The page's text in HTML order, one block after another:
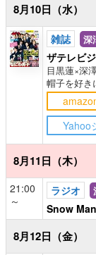
8月10日（水）
雑誌 深
ザテレビ
目黒蓮×深
帽子を好き
Yahoo
8月11日（木）
21:00
～
ラジオ
Snow
8月12日（金）